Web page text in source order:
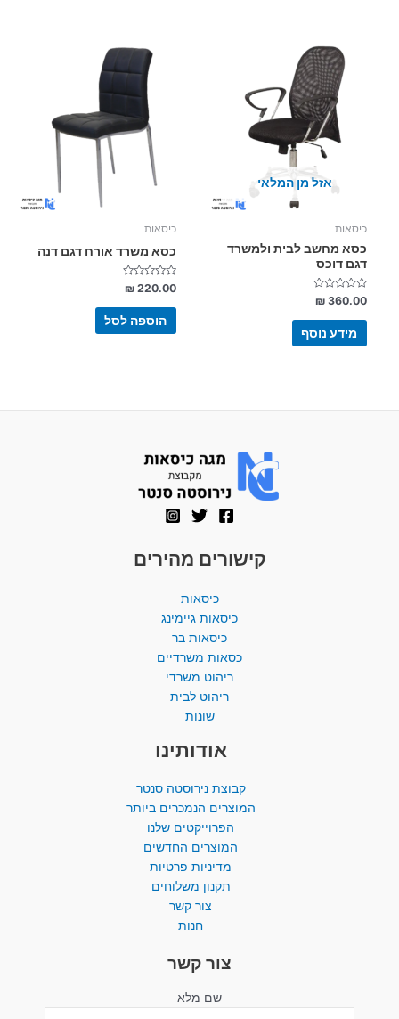
אזל מן המלאי
כיסאות
כסא מחשב לבית ולמשרד
דגם דוכס
דורג
0
מתוך
₪360.00
מידע נוסף
כיסאות
כסא משרד אורח דגם דנה
דורג
0
מתוך
₪220.00
הוספה לסל
קישורים מהירים
כיסאות
כיסאות גיימינג
כיסאות בר
כסאות משרדיים
ריהוט משרדי
ריהוט לבית
שונות
אודותינו
קבוצת נירוסטה סנטר
המוצרים הנמכרים ביותר​
הפרוייקטים שלנו
המוצרים החדשים
מדיניות פרטיות
תקנון משלוחים
צור קשר
חנות
צור קשר
שם מלא